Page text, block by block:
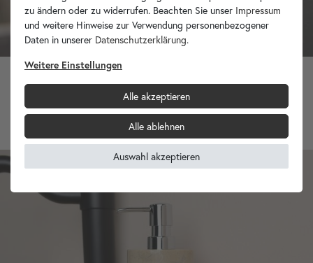
Marmor Untersetzer 13 cm grau rund
9,90 €
zu ändern oder zu widerrufen. Beachten Sie unser Impressum
und weitere Hinweise zur Verwendung personenbezogener
Daten in unserer Daten­schutz­erklärung.
Weitere Einstellungen
Alle akzeptieren
Alle ablehnen
Auswahl akzeptieren